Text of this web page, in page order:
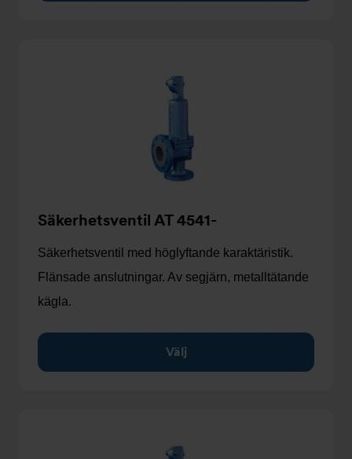
Säkerhetsventil AT 4541-
Säkerhetsventil med höglyftande karaktäristik.
Flänsade anslutningar. Av segjärn, metalltätande
kägla.
Välj